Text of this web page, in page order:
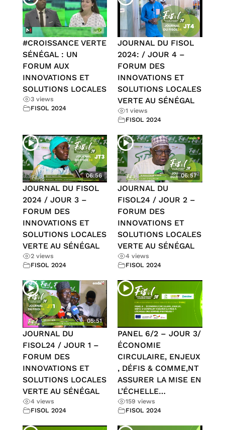
#CROISSANCE VERTE
SÉNÉGAL : UN
FORUM AUX
INNOVATIONS ET
SOLUTIONS LOCALES
3 views
FISOL 2024
JOURNAL DU FISOL
2024: / JOUR 4 –
FORUM DES
INNOVATIONS ET
SOLUTIONS LOCALES
VERTE AU SÉNÉGAL
1 views
FISOL 2024
06:56
JOURNAL DU FISOL
2024 / JOUR 3 –
FORUM DES
INNOVATIONS ET
SOLUTIONS LOCALES
VERTE AU SÉNÉGAL
2 views
FISOL 2024
06:57
JOURNAL DU
FISOL24 / JOUR 2 –
FORUM DES
INNOVATIONS ET
SOLUTIONS LOCALES
VERTE AU SÉNÉGAL
4 views
FISOL 2024
05:51
JOURNAL DU
FISOL24 / JOUR 1 –
FORUM DES
INNOVATIONS ET
SOLUTIONS LOCALES
VERTE AU SÉNÉGAL
4 views
FISOL 2024
PANEL 6/2 – JOUR 3/
ÉCONOMIE
CIRCULAIRE, ENJEUX
, DÉFIS & COMME,NT
ASSURER LA MISE EN
L’ÉCHELLE…
159 views
FISOL 2024